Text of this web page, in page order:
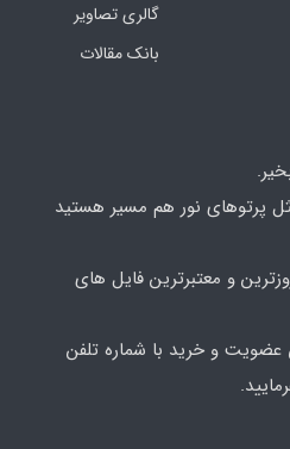
گالری تصاویر
بانک مقالات
پرتوهای نور هم مسیر هستید
و معتبرترین فایل های
و خرید با شماره تلفن